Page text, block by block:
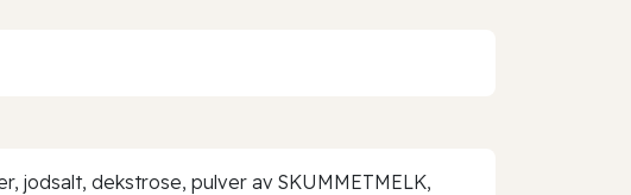
jodsalt, dekstrose, pulver av SKUMMETMELK,